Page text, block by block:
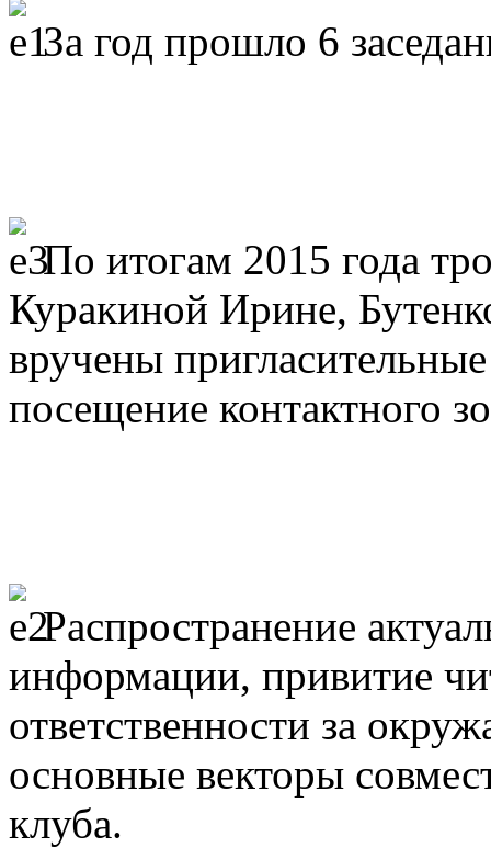
За год прошло 6
По итогам 2015 года
Куракиной Ирине,
вручены
посещение контактного
Распространение
информации, привитие
ответственности за
основные векторы
клуба.